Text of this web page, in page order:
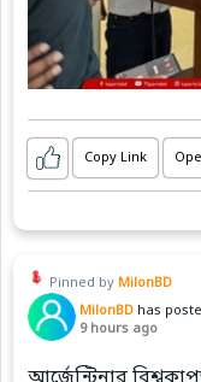
Copy Link
Pinned by MilonBD
MilonBD has
9 hours ago